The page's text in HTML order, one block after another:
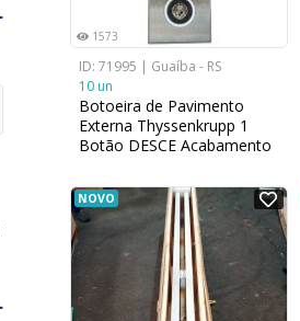
1573
ID: 71995 | Guaíba - RS
10 un
Botoeira de Pavimento
Externa Thyssenkrupp 1
Botão DESCE Acabamento
30 mm
NOVO